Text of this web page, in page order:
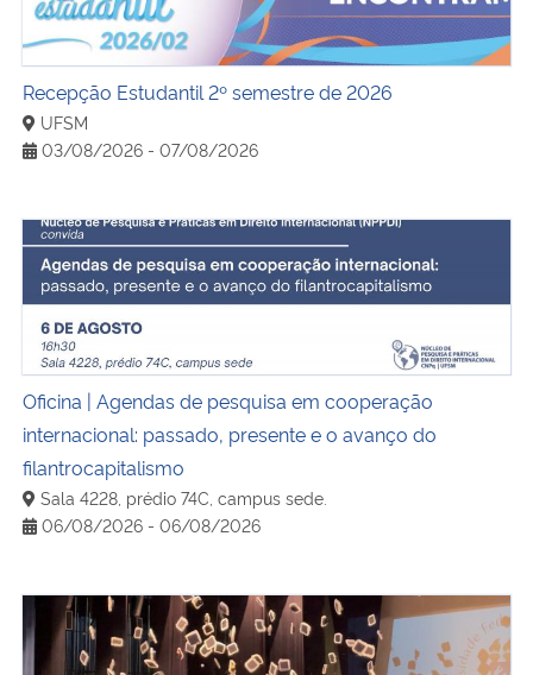
Recepção Estudantil 2º semestre de 2026
UFSM
03/08/2026 - 07/08/2026
Oficina | Agendas de pesquisa em cooperação
Oficina | Agendas de pesquisa em cooperação
internacional: passado, presente e o avanço do
filantrocapitalismo
Sala 4228, prédio 74C, campus sede.
06/08/2026 - 06/08/2026
FORMATURA CT - CENTRO DE TECNOLOGIA (15h e 19h)